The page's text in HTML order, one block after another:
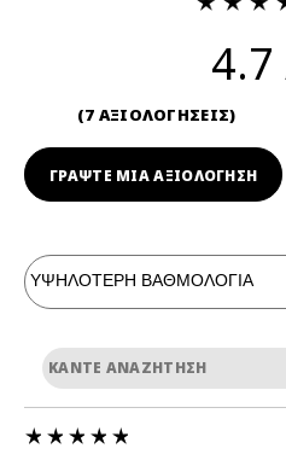
4.7
7 ΑΞΙΟΛΟΓΗΣΕΙΣ
ΓΡΆΨΤΕ ΜΙΑ ΑΞΙΟΛΟΓΗΣΗ